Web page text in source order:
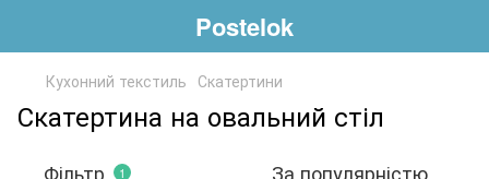
Postelok
Кухонний текстиль Скатертини
Скатертина на овальний стіл
Фільтр 1 За популярністю